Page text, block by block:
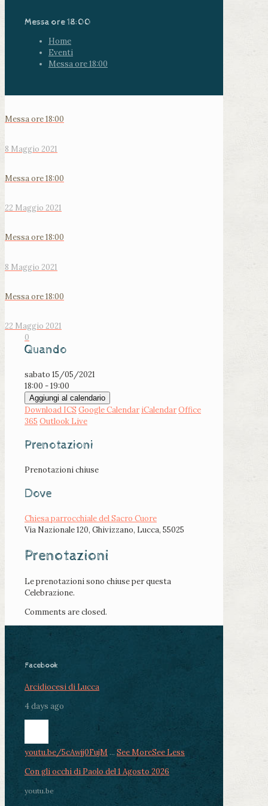
Messa ore 18:00
Home
Eventi
Messa ore 18:00
Messa ore 18:00
8 Maggio 2021
Messa ore 18:00
22 Maggio 2021
Messa ore 18:00
8 Maggio 2021
Messa ore 18:00
22 Maggio 2021
0
Quando
sabato 15/05/2021
18:00 - 19:00
Aggiungi al calendario
Download ICS Google Calendar iCalendarOffice
365 Outlook Live
Prenotazioni
Prenotazioni chiuse
Dove
Chiesa parrocchiale del Sacro Cuore
Via Nazionale 120, Ghivizzano, Lucca, 55025
Prenotazioni
Le prenotazioni sono chiuse per questa
Celebrazione.
Comments are closed.
Facebook
Arcidiocesi di Lucca
4 days ago
youtu.be/5cAwjj0FujM ... See MoreSee Less
Con gli occhi di Paolo del 1 Agosto 2026
youtu.be